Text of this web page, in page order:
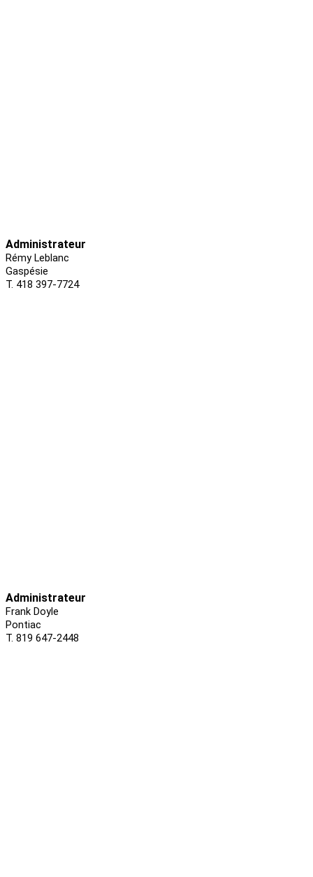
Administrateur
Rémy Leblanc
Gaspésie
T. 418 397-7724
Administrateur
Frank Doyle
Pontiac
T. 819 647-2448